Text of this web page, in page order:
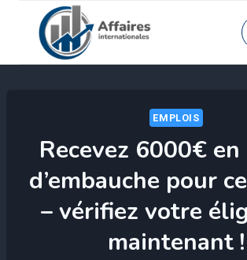
contenu
EMPLOIS
Recevez 6000€
d’embauche pour
– vérifiez votre
maintenant !